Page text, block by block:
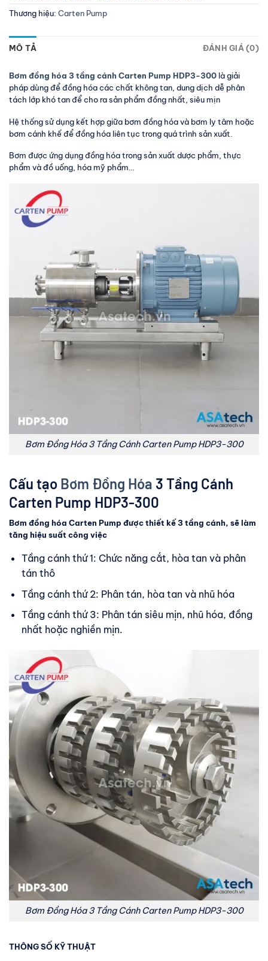
Thương hiệu: Carten Pump
MÔ TẢ ĐÁNH GIÁ (0)
Bơm đồng hóa 3 tầng cánh Carten Pump HDP3-300 là giải
pháp dùng để đồng hóa các chất không tan, dung dịch dễ phân
tách lớp khó tan để cho ra sản phẩm đồng nhất, siêu mịn
Hệ thống sử dụng kết hợp giữa bơm đồng hóa và bơm ly tâm hoặc
bơm cánh khế để đồng hóa liên tục trong quá trình sản xuất.
Bơm được ứng dụng đồng hóa trong sản xuất dược phẩm, thực
phẩm và đồ uống, hóa mỹ phẩm…
Bơm Đồng Hóa 3 Tầng Cánh Carten Pump HDP3-300
Cấu tạo Bơm Đồng Hóa 3 Tầng Cánh
Carten Pump HDP3-300
Bơm đồng hóa Carten Pump được thiết kế 3 tầng cánh, sẽ làm
tăng hiệu suất công việc
Tầng cánh thứ 1: Chức năng cắt, hòa tan và phân
tán thô
Tầng cánh thứ 2: Phân tán, hòa tan và nhũ hóa
Tầng cánh thứ 3: Phân tán siêu mịn, nhũ hóa, đồng
nhất hoặc nghiền mịn.
Bơm Đồng Hóa 3 Tầng Cánh Carten Pump HDP3-300
THÔNG SỐ KỸ THUẬT